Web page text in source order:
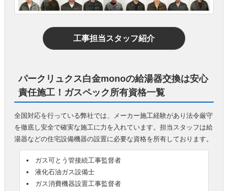
工事担当スタッフ紹介
パークリュクス白金monoの給湯器交換は安心
責任施工！ガスペック所有資格一覧
全国対応を行っている弊社では、メーカー施工経験があり法令厳守
を徹底し安全で確実な施工に力を入れています。担当スタッフは給
湯器などの住宅設備機器の設置に必要な資格を所有しております。
ガス可とう管接続工事監督者
液化石油ガス設備士
ガス消費機器設置工事監督者